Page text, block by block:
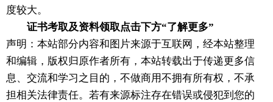
度较大。
证书考取及资料领取点击下方“了解更多”
声明：本站部分内容和图片来源于互联网，经本站整理
和编辑，版权归原作者所有，本站转载出于传递更多信
息、交流和学习之目的，不做商用不拥有所有权，不承
担相关法律责任。若有来源标注存在错误或侵犯到您的